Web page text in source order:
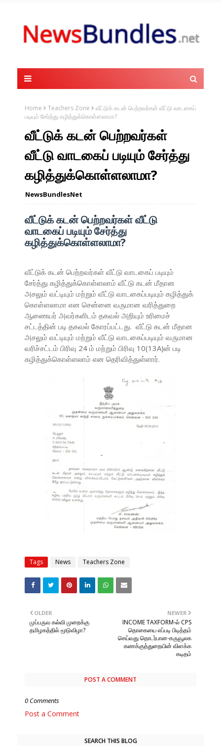
Home Teachers Zone
வீட்டுக் கடன் பெற்றவர்கள் வீட்டு வாடகைப்
படியும் சேர்த்து கழித்துக்கொள்ளலாமா?
வீட்டுக் கடன் பெற்றவர்கள்
வீட்டு வாடகைப் படியும் சேர்த்து
கழித்துக்கொள்ளலாமா?
NewsBundlesNet
வீட்டுக் கடன் பெற்றவர்கள் வீட்டு
வாடகைப் படியும் சேர்த்து
கழித்துக்கொள்ளலாமா?
வீட்டுக் கடன் பெற்றவர்கள் வீட்டு வாடகைப் படியும்
சேர்த்து கழித்துக்கொள்ளலாம் வீட்டு கடன் மீதான
அசலும் வட்டியும் மற்றும் வீட்டு வாடகைப்படியும் கழித்துக்
கொள்ளலாமா என சென்னை வருமான வரித்துறை
ஆணையர் அவர்களிடம் தகவல் அறியும் உரிமைச்
சட்டத்தின் படி தகவல் கோரப்பட்டது. வீட்டு கடன் மீதான
அசலும் வட்டியும் மற்றும் வீட்டு வாடகைப்படியும் வருமான
வரிச்சட்டம் பிரிவு 24 ம் மற்றும் பிரிவு 10(13A)ன் படி
கழித்துக்கொள்ளலாம் என தெரிவித்துள்ளார்.
Tags News Teachers Zone
NEWER
INCOME TAXFORM-ல் CPS
தொகையை எப்படி பிடித்தம்
செய்வது தொடர்பான-கருவூலக
கணக்குத்துறையின் விளக்க
கடிதம்
OLDER
முப்பருவ கல்வி முறைக்கு
தமிழகத்தில் மூடுவிழா?
POST A COMMENT
0 Comments
Post a Comment
SEARCH THIS BLOG